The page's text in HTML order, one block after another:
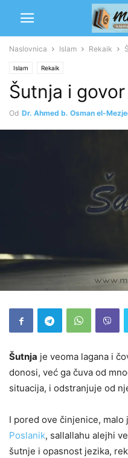
Naslovnica Islam Rekaik
Islam Rekaik
Šutnja i govor
Od Dr. Ahmed b. Osman el-
Šutnja je veoma lagana i
donosi, već ga čuva od
situacija, i odstranjuje od
I pored ove činjenice,
Poslanik, sallallahu alejhi
šutnje i opasnost jezika,